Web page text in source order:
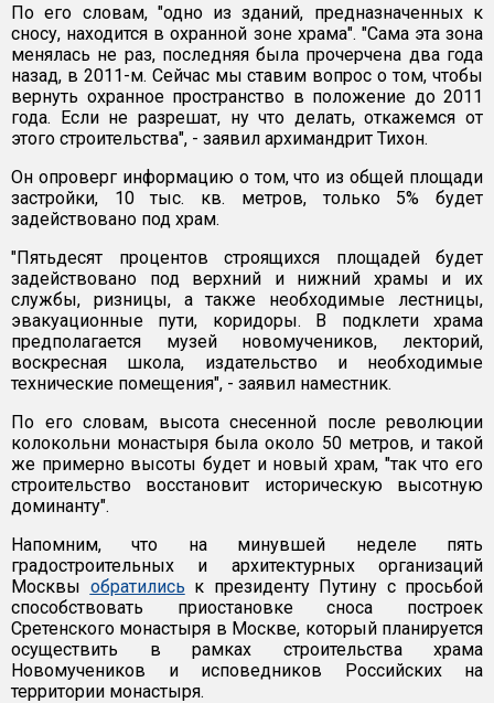
По его словам, "одно из зданий, предназначенных к
сносу, находится в охранной зоне храма". "Сама эта зона
менялась не раз, последняя была прочерчена два года
назад, в 2011-м. Сейчас мы ставим вопрос о том, чтобы
вернуть охранное пространство в положение до 2011
года. Если не разрешат, ну что делать, откажемся от
этого строительства", - заявил архимандрит Тихон.
Он опроверг информацию о том, что из общей площади
застройки, 10 тыс. кв. метров, только 5% будет
задействовано под храм.
"Пятьдесят процентов строящихся площадей будет
задействовано под верхний и нижний храмы и их
службы, ризницы, а также необходимые лестницы,
эвакуационные пути, коридоры. В подклети храма
предполагается музей новомучеников, лекторий,
воскресная школа, издательство и необходимые
технические помещения", - заявил наместник.
По его словам, высота снесенной после революции
колокольни монастыря была около 50 метров, и такой
же примерно высоты будет и новый храм, "так что его
строительство восстановит историческую высотную
доминанту".
Напомним, что на минувшей неделе пять
градостроительных и архитектурных организаций
Москвы обратились к президенту Путину с просьбой
способствовать приостановке сноса построек
Сретенского монастыря в Москве, который планируется
осуществить в рамках строительства храма
Новомучеников и исповедников Российских на
территории монастыря.